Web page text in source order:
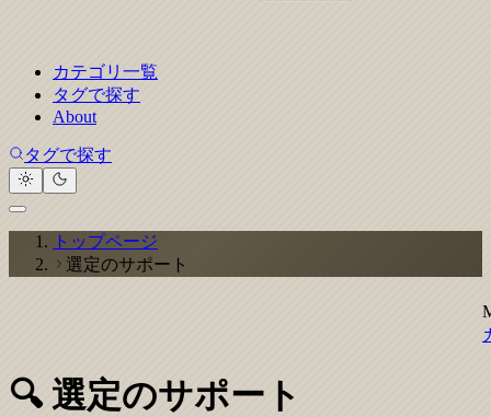
カテゴリ一覧
タグで探す
About
タグで探す
トップページ
選定のサポート
🔍 選定のサポート